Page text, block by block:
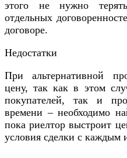
этого не нужно
отдельных
договоре.
Недостатки
При альтернативной
цену, так как в этом
покупателей, так и
времени – необходимо
пока риелтор выстроит
условия сделки с каждым